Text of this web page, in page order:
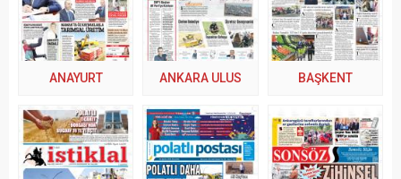
ANAYURT ANKARA ULUS BAŞKENT